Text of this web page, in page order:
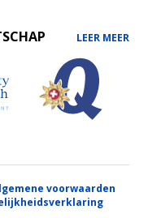
LEER MEER
voorwaarden